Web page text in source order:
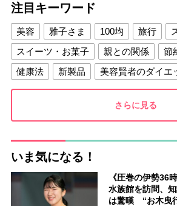
注目キーワード
美容 雅子さま 100均 旅行
スイーツ・お菓子
親との関係 節
健康法
新製品
美容賢者のダイエ
夫との関係
新津春子 どか食い
さらに見る
いま気になる！
《圧巻の伊勢36
水族館を訪問、
は驚嘆 “お木曳